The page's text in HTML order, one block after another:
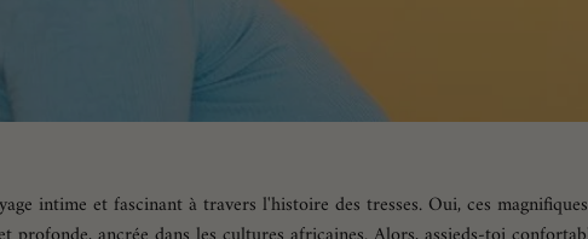
intime et fascinant à travers l'histoire des tresses. Oui, ces magnifiques